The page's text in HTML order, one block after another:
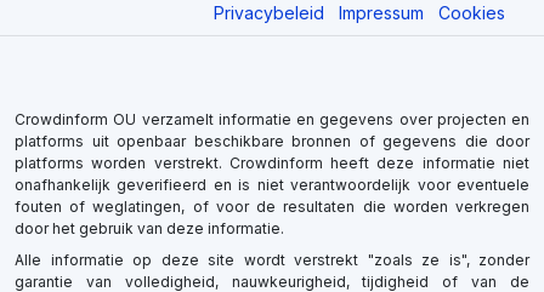
Privacybeleid
Impressum Cookies
Crowdinform OU verzamelt informatie en gegevens over projecten en
platforms uit openbaar beschikbare bronnen of gegevens die door
platforms worden verstrekt. Crowdinform heeft deze informatie niet
onafhankelijk geverifieerd en is niet verantwoordelijk voor eventuele
fouten of weglatingen, of voor de resultaten die worden verkregen
door het gebruik van deze informatie.
Alle informatie op deze site wordt verstrekt "zoals ze is", zonder
garantie van volledigheid, nauwkeurigheid, tijdigheid of van de